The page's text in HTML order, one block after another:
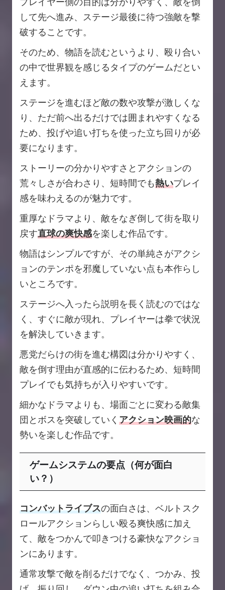
して先へ進み、ステージ最後に待つ強敵を撃
破することです。
そのため、物語を読むというより、殴り合い
の中で世界観を感じるタイプのゲームだとい
えます。
ステージを進むほど敵の数や攻撃が激しくな
り、ただ前へ出るだけでは囲まれやすくなる
ため、投げや追い打ちを使った立ち回りが必
要になります。
ストーリーの分かりやすさとアクションの
荒々しさが合わさり、短時間でも熱いプレイ
感を味わえるのが魅力です。
重厚なドラマより、敵をなぎ倒して街を取り
戻す直球の爽快感を楽しむ作品です。
物語はシンプルですが、その単純さがアクシ
ョンのテンポを邪魔していない点も本作らし
いところです。
ステージへ入ったら説明を長く読むのではな
く、すぐに敵が現れ、プレイヤーは拳で状況
を解決していきます。
悪党だらけの街を進む構図は分かりやすく、
敵を倒す理由が直感的に伝わるため、短時間
プレイでも気持ちが入りやすいです。
細かなドラマよりも、場面ごとに変わる敵集
団とボスを突破していく アクション映画的な
勢いを楽しむ作品です。
ゲームシステムの要点（何が面白
い？）
コンバットライブスの面白さは、ベルトスク
ロールアクションらしい殴る爽快感に加え
て、敵をつかんで叩きつける豪快なアクショ
ンにあります。
通常攻撃で敵を削るだけでなく、つかみ、投